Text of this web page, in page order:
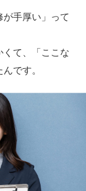
手厚い」って
くて、「ここな
です。